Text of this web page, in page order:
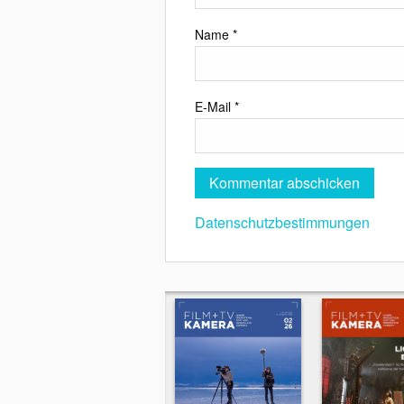
Name *
E-Mail *
Datenschutzbestimmungen